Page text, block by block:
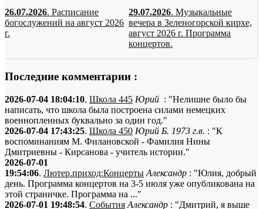
26.07.2026. Расписание
богослужений на август 2026
г.
29.07.2026. Музыкальные
вечера в Зеленогорской кирхе,
август 2026 г. Программа
концертов.
Последние комментарии :
2026-07-04 18:04:10. Школа 445 Юрий : "Нелишне было бы
написать, что школа была построена силами немецких
военнопленных буквально за один год."
2026-07-04 17:43:25. Школа 450 Юрий Б. 1973 г.в. : "К
воспоминаниям М. Филановской - Фамилия Нины
Дмитриевны - Кирсанова - учитель истории."
2026-07-01
19:54:06. Лютер.приход:Концерты Александр : "Юлия, добрый
день. Программа концертов на 3-5 июля уже опубликована на
этой страничке. Программа на ..."
2026-07-01 19:48:54. События Александр : "Дмитрий, я выше